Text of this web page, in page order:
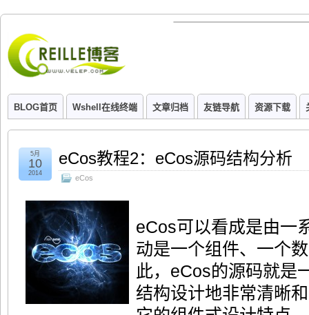
BLOG首页 Wshell在线终端 文章归档 友链导航 资源下载
eCos教程2：eCos源码结构分析
eCos
5月
10
2014
eCos可以看成是由一
动是一个组件、一个
此，eCos的源码就是
结构设计地非常清晰